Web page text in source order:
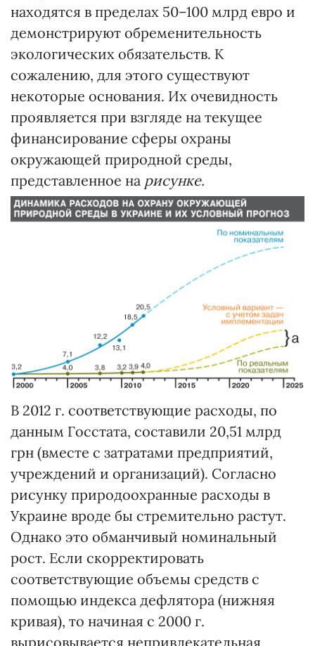
находятся в пределах 50–100 млрд евро и
демонстрируют обременительность
экологических обязательств. К
сожалению, для этого существуют
некоторые основания. Их очевидность
проявляется при взгляде на текущее
финансирование сферы охраны
окружающей природной среды,
представленное на рисунке.
В 2012 г. соответствующие расходы, по
данным Госстата, составили 20,51 млрд
грн (вместе с затратами предприятий,
учреждений и организаций). Согласно
рисунку природоохранные расходы в
Украине вроде бы стремительно растут.
Однако это обманчивый номинальный
рост. Если скорректировать
соответствующие объемы средств с
помощью индекса дефлятора (нижняя
кривая), то начиная с 2000 г.
вырисовывается непривлекательная